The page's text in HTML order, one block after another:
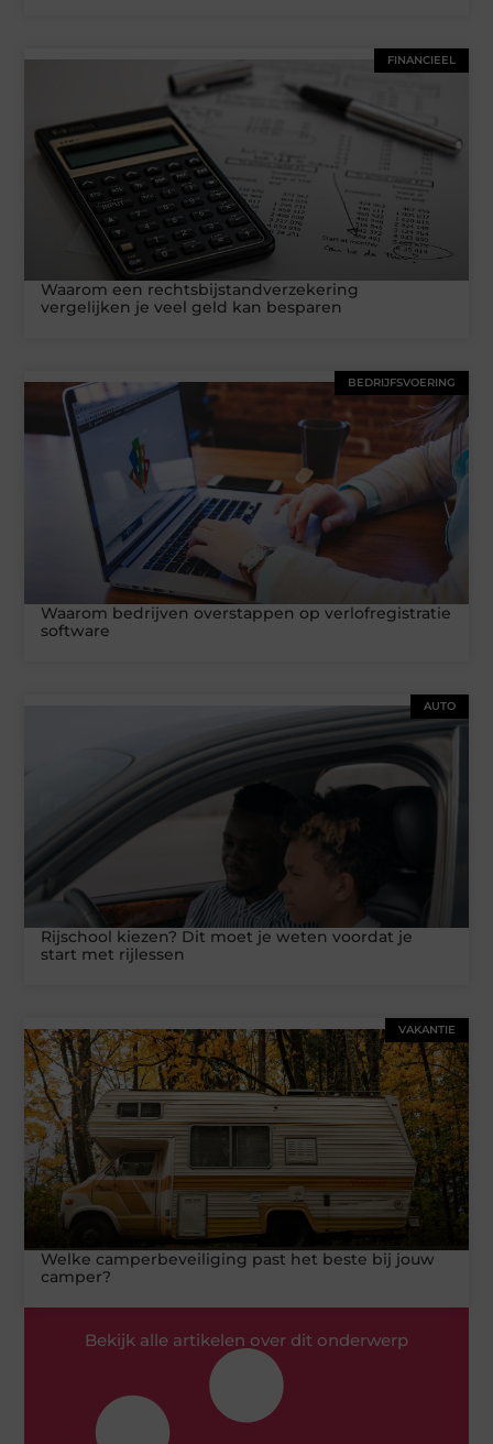
FINANCIEEL
Waarom een rechtsbijstandverzekering
vergelijken je veel geld kan besparen
BEDRIJFSVOERING
Waarom bedrijven overstappen op verlofregistratie
software
AUTO
Rijschool kiezen? Dit moet je weten voordat je
start met rijlessen
VAKANTIE
Welke camperbeveiliging past het beste bij jouw
camper?
Bekijk alle artikelen over dit onderwerp